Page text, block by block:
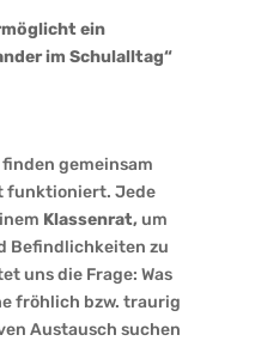
ein
im Schulalltag“
gemeinsam
funktioniert. Jede
Klassenrat, um
Befindlichkeiten zu
uns die Frage: Was
fröhlich bzw. traurig
Austausch suchen